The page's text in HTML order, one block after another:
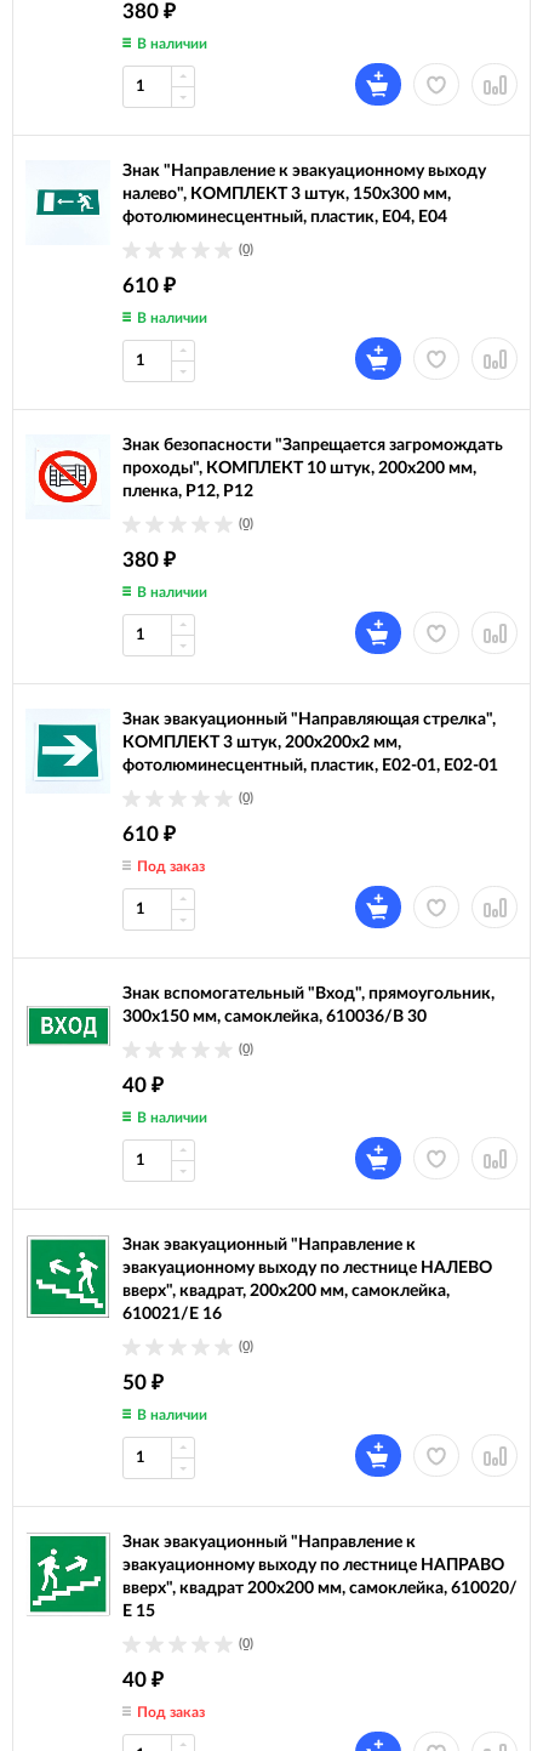
380 ₽
В наличии
Знак "Направление к эвакуационному выходу
налево", КОМПЛЕКТ 3 штук, 150х300 мм,
фотолюминесцентный, пластик, E04, Е04
(0)
610 ₽
В наличии
Знак безопасности "Запрещается загромождать
проходы", КОМПЛЕКТ 10 штук, 200х200 мм,
пленка, P12, Р12
(0)
380 ₽
В наличии
Знак эвакуационный "Направляющая стрелка",
КОМПЛЕКТ 3 штук, 200х200х2 мм,
фотолюминесцентный, пластик, E02-01, Е02-01
(0)
610 ₽
Под заказ
Знак вспомогательный "Вход", прямоугольник,
300х150 мм, самоклейка, 610036/В 30
(0)
40 ₽
В наличии
Знак эвакуационный "Направление к
эвакуационному выходу по лестнице НАЛЕВО
вверх", квадрат, 200х200 мм, самоклейка,
610021/Е 16
(0)
50 ₽
В наличии
Знак эвакуационный "Направление к
эвакуационному выходу по лестнице НАПРАВО
вверх", квадрат 200х200 мм, самоклейка, 610020/
Е 15
(0)
40 ₽
Под заказ